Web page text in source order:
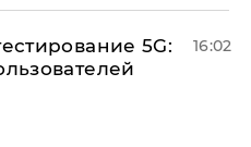
5G:
16:02